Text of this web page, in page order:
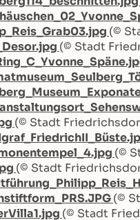
(©
(© Stadt
(© Stadt
(©
(© Stadt
(©
(© Stadt